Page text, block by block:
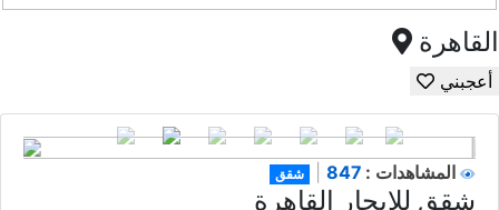
القاهرة
أعجبني
شقق المشاهدات :
شقق للإيجار القاهرة